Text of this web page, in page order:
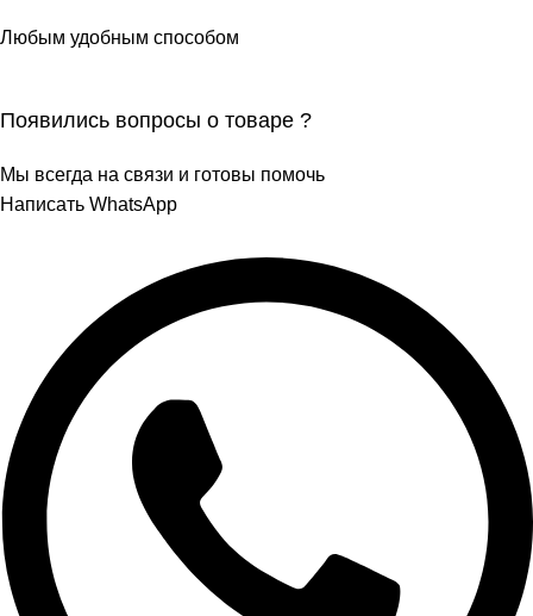
Любым удобным способом
Появились вопросы о товаре ?
Мы всегда на связи и готовы помочь
Написать WhatsApp